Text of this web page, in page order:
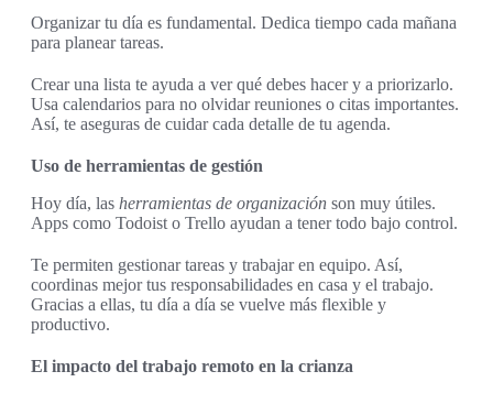
Organizar tu día es fundamental. Dedica tiempo cada mañana
para planear tareas.
Crear una lista te ayuda a ver qué debes hacer y a priorizarlo.
Usa calendarios para no olvidar reuniones o citas importantes.
Así, te aseguras de cuidar cada detalle de tu agenda.
Uso de herramientas de gestión
Hoy día, las herramientas de organización son muy útiles.
Apps como Todoist o Trello ayudan a tener todo bajo control.
Te permiten gestionar tareas y trabajar en equipo. Así,
coordinas mejor tus responsabilidades en casa y el trabajo.
Gracias a ellas, tu día a día se vuelve más flexible y
productivo.
El impacto del trabajo remoto en la crianza